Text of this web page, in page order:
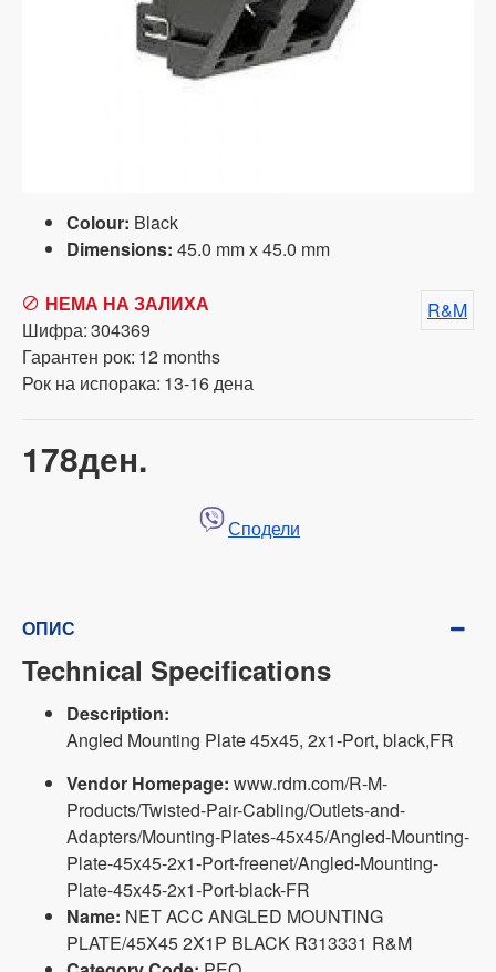
Colour: Black
Dimensions: 45.0 mm x 45.0 mm
178ден.
НЕМА НА ЗАЛИХА
Шифра:304369
Гарантен рок: 12 months
Рок на испорака: 13-16 дена
R&M
Сподели
ОПИС
Technical Specifications
Description:
Angled Mounting Plate 45x45, 2x1-Port, black,FR
Vendor Homepage: www.rdm.com/R-M-
Products/Twisted-Pair-Cabling/Outlets-and-
Adapters/Mounting-Plates-45x45/Angled-Mounting-
Plate-45x45-2x1-Port-freenet/Angled-Mounting-
Plate-45x45-2x1-Port-black-FR
Name: NET ACC ANGLED MOUNTING
PLATE/45X45 2X1P BLACK R313331 R&M